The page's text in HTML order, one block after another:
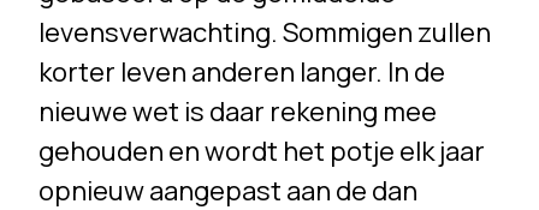
levensverwachting. Sommigen zullen
korter leven anderen langer. In de
nieuwe wet is daar rekening mee
gehouden en wordt het potje elk jaar
opnieuw aangepast aan de dan